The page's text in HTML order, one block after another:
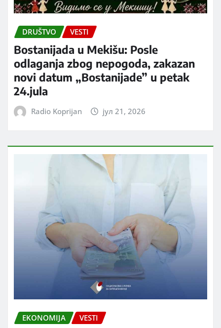
DRUŠTVO VESTI
Bostanijada u Mekišu: Posle
odlaganja zbog nepogoda, zakazan
novi datum „Bostanijade” u petak
24.jula
Radio Koprijan јул 21, 2026
EKONOMIJA VESTI